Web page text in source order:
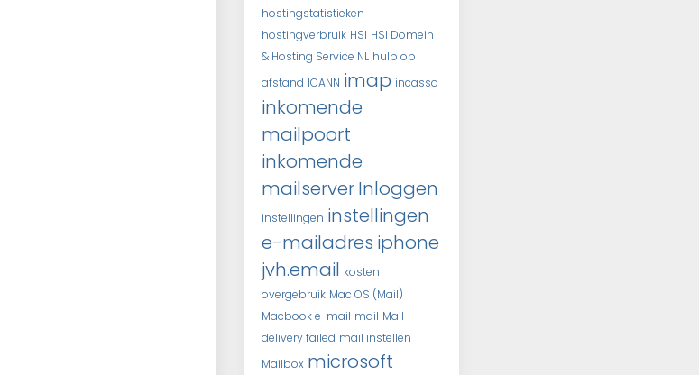
hostingstatistieken
hostingverbruik HSI HSI Domein
& Hosting Service NL hulp op
afstand ICANN imap incasso
inkomende
mailpoort
inkomende
mailserverInloggen
instellingen instellingen
e-mailadres iphone
jvh.email kosten
overgebruik Mac OS (Mail)
Macbook e-mail mail Mail
delivery failed mail instellen
Mailbox microsoft